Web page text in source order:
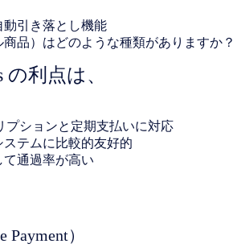
引き落とし機能
品）はどのような種類がありますか？
の利点は、
プションと定期支払いに対応
テムに比較的友好的
通過率が高い
）